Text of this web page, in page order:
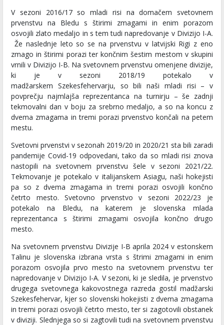
V sezoni 2016/17 so mladi risi na domačem svetovnem
prvenstvu na Bledu s štirimi zmagami in enim porazom
osvojili zlato medaljo in s tem tudi napredovanje v Divizijo I-A.
Že naslednje leto so se na prvenstvu v latvijski Rigi z eno
zmago in štirimi porazi ter končnim šestim mestom v skupini
vrnili v Divizijo I-B. Na svetovnem prvenstvu omenjene divizije,
ki je v sezoni 2018/19 potekalo v
madžarskem Szekesfehervarju, so bili naši mladi risi – v
povprečju najmlajša reprezentanca na turnirju – še zadnji
tekmovalni dan v boju za srebrno medaljo, a so na koncu z
dvema zmagama in tremi porazi prvenstvo končali na petem
mestu.
Svetovni prvenstvi v sezonah 2019/20 in 2020/21 sta bili zaradi
pandemije Covid-19 odpovedani, tako da so mladi risi znova
nastopili na svetovnem prvenstvu šele v sezoni 2021/22.
Tekmovanje je potekalo v italijanskem Asiagu, naši hokejisti
pa so z dvema zmagama in tremi porazi osvojili končno
četrto mesto. Svetovno prvenstvo v sezoni 2022/23 je
potekalo na Bledu, na katerem je slovenska mlada
reprezentanca s štirimi zmagami osvojila končno drugo
mesto.
Na svetovnem prvenstvu Divizije I-B aprila 2024 v estonskem
Talinu je slovenska izbrana vrsta s štrimi zmagami in enim
porazom osvojila prvo mesto na svetovnem prvenstvu ter
napredovanje v Divizijo I-A. V sezoni, ki je sledila, je prvenstvo
drugega svetovnega kakovostnega razreda gostil madžarski
Szekesfehervar, kjer so slovenski hokejisti z dvema zmagama
in tremi porazi osvojili četrto mesto, ter si zagotovili obstanek
v diviziji. Slednjega so si zagtovili tudi na svetovnem prvenstvu